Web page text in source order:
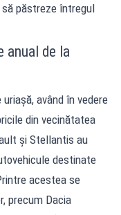
păstreze întregul
anual de la
având în vedere
din vecinătatea
și Stellantis au
destinate
acestea se
precum Dacia